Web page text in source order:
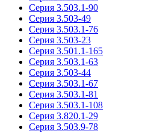
Серия 3.503.1-90
Серия 3.503-49
Серия 3.503.1-76
Серия 3.503-23
Серия 3.501.1-165
Серия 3.503.1-63
Серия 3.503-44
Серия 3.503.1-67
Серия 3.503.1-81
Серия 3.503.1-108
Серия 3.820.1-29
Серия 3.503.9-78